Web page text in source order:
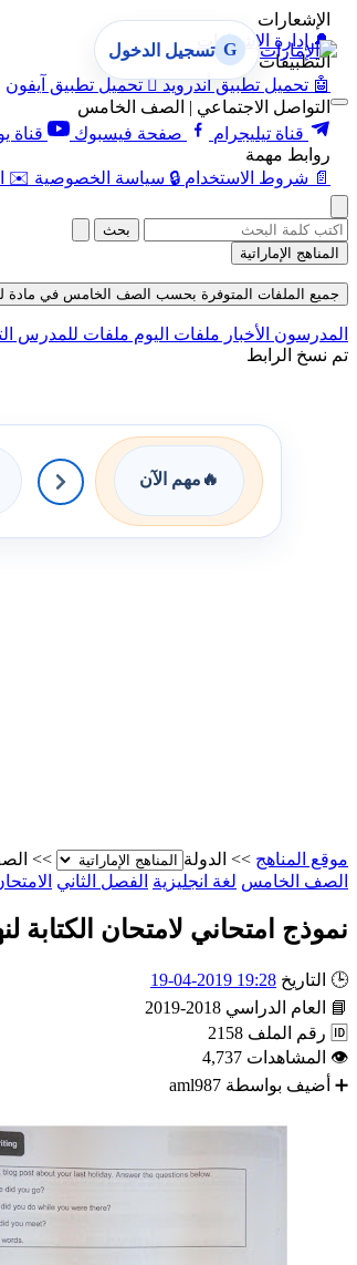
الإشعارات
🔔 إدارة الإشعارات
التطبيقات
🤖 تحميل تطبيق أندرويد  تحميل تطبيق آيفون
التواصل الاجتماعي | الصف الخامس
قناة تيليجرام
صفحة فيسبوك قناة
روابط مهمة
📄 شروط الاستخدام 🔒 سياسة الخصوصية ✉️
G تسجيل الدخول
بحث
المناهج الإماراتية
جميع الملفات المتوفرة بحسب الصف الخامس في مادة لغة
المدرسون الأخبار ملفات اليوم ملفات للمدرس
تم نسخ الرابط
🔥 مهم الآن
موقع المناهج >> الدولة >>
الصف الخامس لغة انجليزية الفصل الثاني
نموذج امتحاني لامتحان الكتابة
🕒 التاريخ 19:28 2019-04-19
📘
العام الدراسي 2018-2019
🆔 رقم الملف 2158
👁 المشاهدات 4,737
➕ أضيف بواسطة aml987